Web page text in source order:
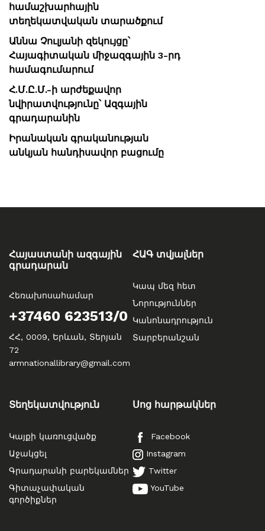
համաշխարհային
տեղեկատվական տարածքում
Աննա Չուլյանի զեկույցը՝
Հայագիտական միջազգային 3-րդ
համագումարում
Հ.Մ.Ը.Մ.-ի արժեքավոր
նվիրատվությունը՝ Ազգային
գրադարանին
Իրանական գրականության
անկյան հանդիսավոր բացումը
Հայաստանի ազգային
գրադարան
Հեռախոսահամար
+37460 623513/0
ՀՀ, 0009, Երևան, Տերյան
72
armnationallibrary@gmail.com
ՀԱԳ տվյալներ
Կապ մեզ հետ
Նորություններ
Կանոնադրություն
Տարբերանշան
Տեղեկատվություն
Կայքի կառուցվածք
Աջակցել
Գրադարանի բարեկամներ
Գիտաչափական
գործիքներ
Սոց հարթակներ
Facebook
Instagram
Twitter
YouTube